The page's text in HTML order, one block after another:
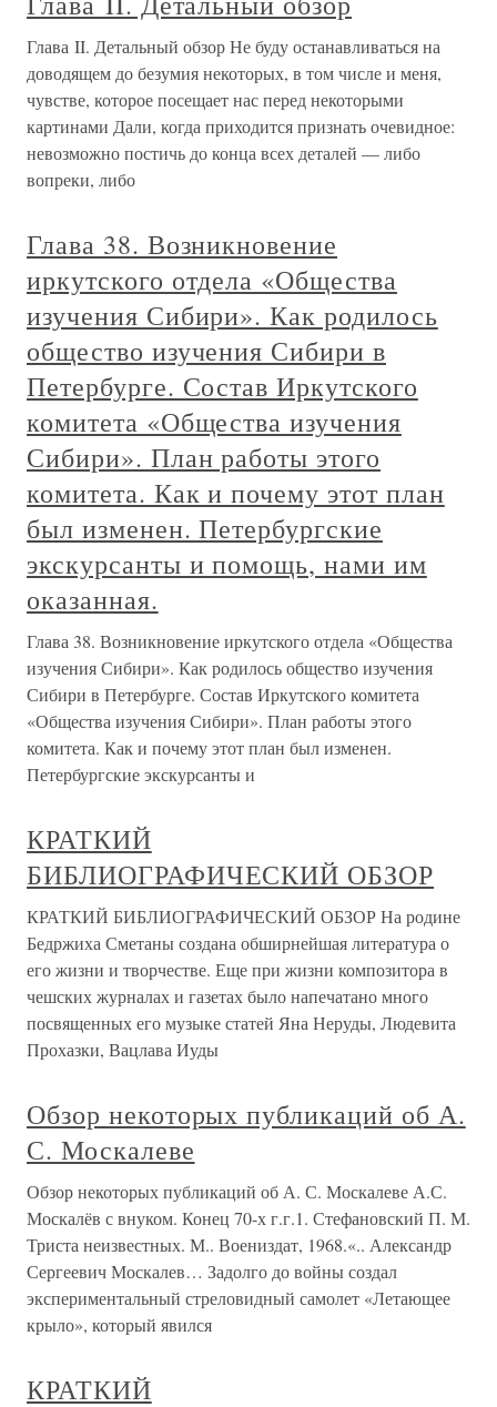
Глава II. Детальный обзор Не буду останавливаться на
доводящем до безумия некоторых, в том числе и меня,
чувстве, которое посещает нас перед некоторыми
картинами Дали, когда приходится признать очевидное:
невозможно постичь до конца всех деталей — либо
вопреки, либо
Глава 38. Возникновение
иркутского отдела «Общества
изучения Сибири». Как родилось
общество изучения Сибири в
Петербурге. Состав Иркутского
комитета «Общества изучения
Сибири». План работы этого
комитета. Как и почему этот план
был изменен. Петербургские
экскурсанты и помощь, нами им
оказанная.
Глава 38. Возникновение иркутского отдела «Общества
изучения Сибири». Как родилось общество изучения
Сибири в Петербурге. Состав Иркутского комитета
«Общества изучения Сибири». План работы этого
комитета. Как и почему этот план был изменен.
Петербургские экскурсанты и
КРАТКИЙ
БИБЛИОГРАФИЧЕСКИЙ ОБЗОР
КРАТКИЙ БИБЛИОГРАФИЧЕСКИЙ ОБЗОР На родине
Бедржиха Сметаны создана обширнейшая литература о
его жизни и творчестве. Еще при жизни композитора в
чешских журналах и газетах было напечатано много
посвященных его музыке статей Яна Неруды, Людевита
Прохазки, Вацлава Иуды
Обзор некоторых публикаций об А.
С. Москалеве
Обзор некоторых публикаций об А. С. Москалеве А.С.
Москалёв с внуком. Конец 70-х г.г.1. Стефановский П. М.
Триста неизвестных. М.. Воениздат, 1968.«.. Александр
Сергеевич Москалев… Задолго до войны создал
экспериментальный стреловидный самолет «Летающее
крыло», который явился
КРАТКИЙ